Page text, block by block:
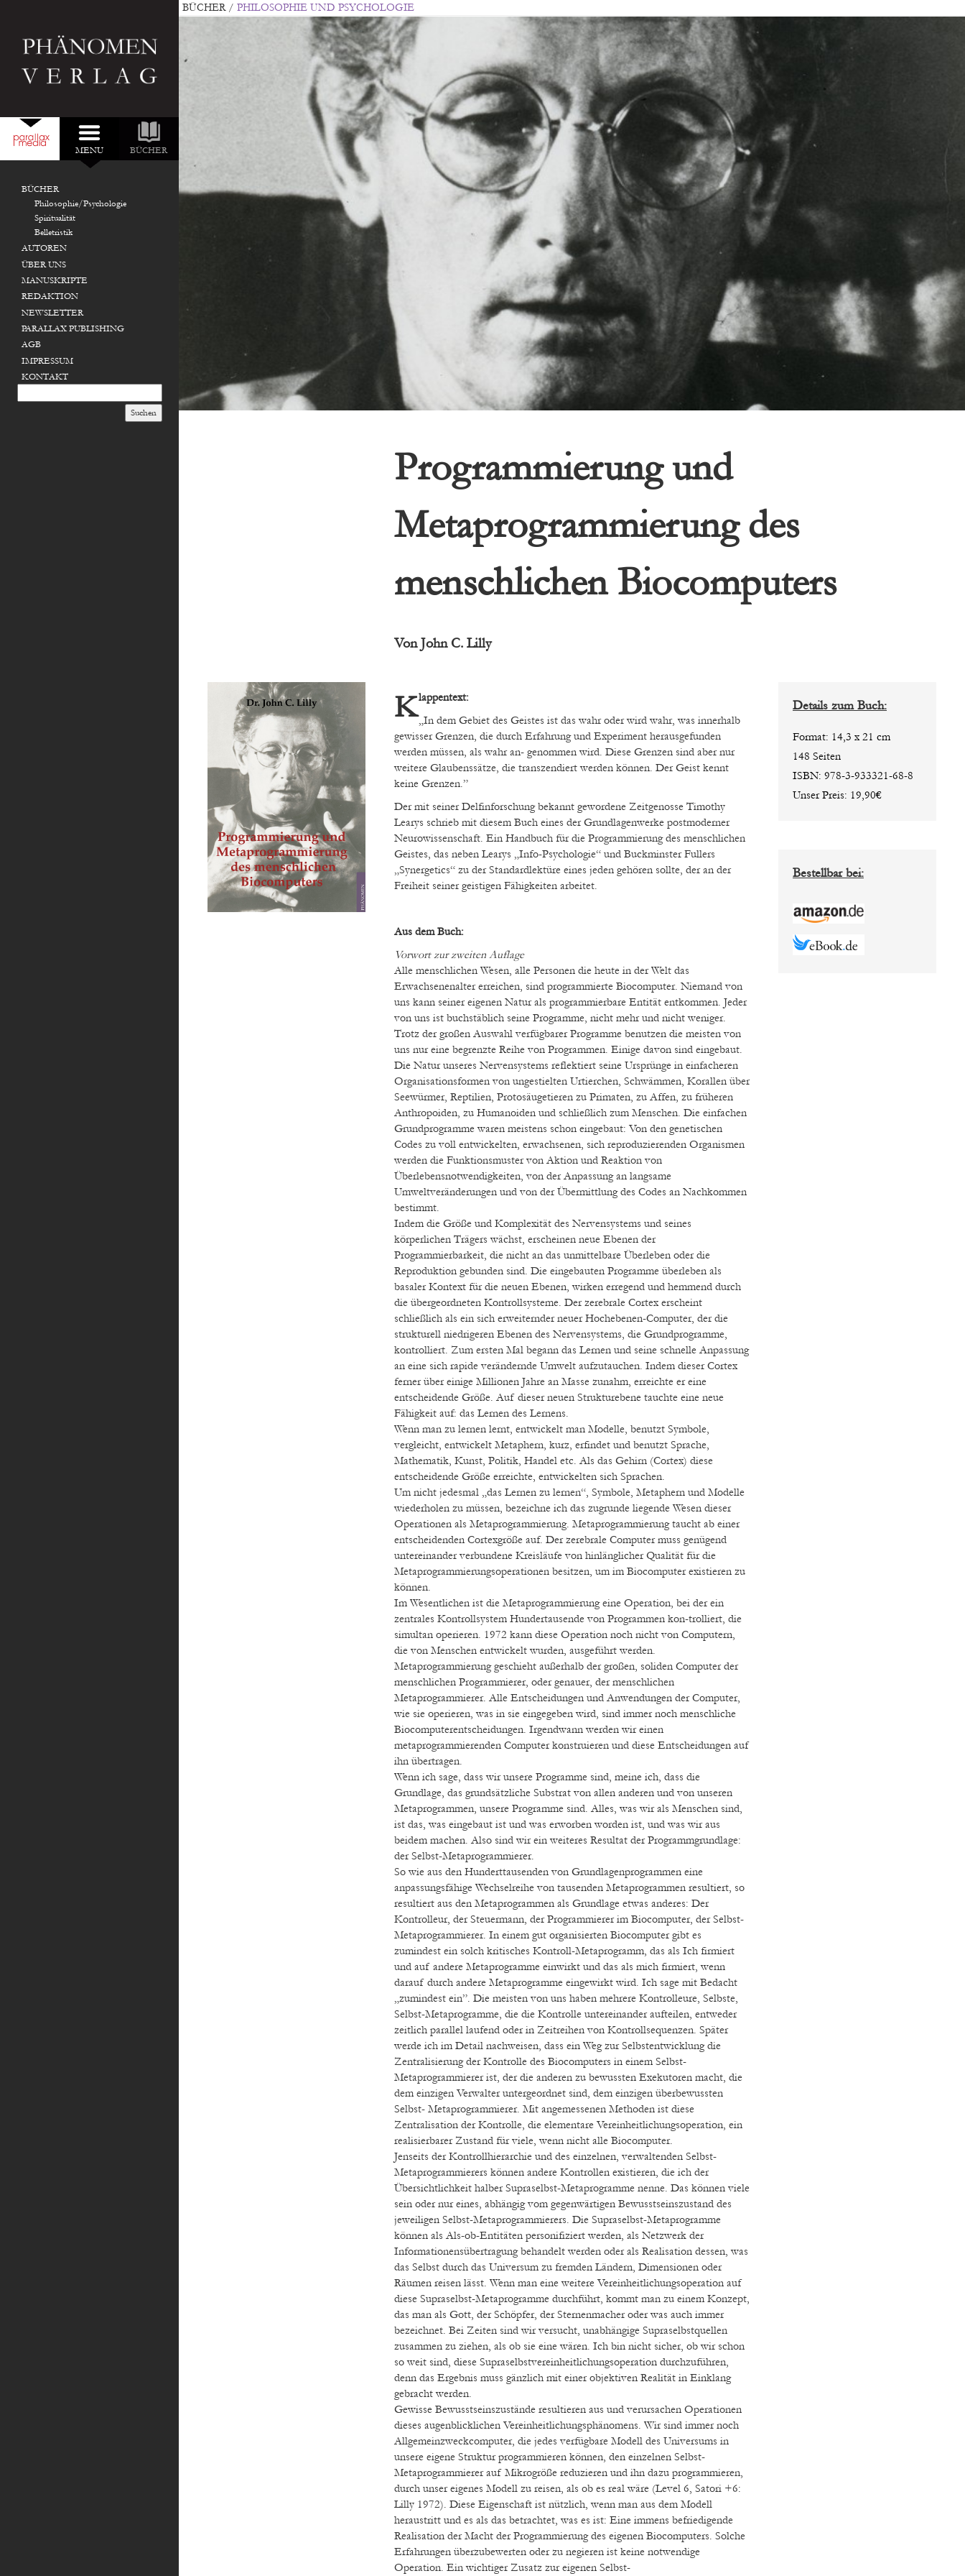
NEU IM VERLAG:
MENU BÜCHER
BÜCHER
Philosophie/Psychologie
Spiritualität
Belletristik
AUTOREN
ÜBER UNS
MANUSKRIPTE
REDAKTION
NEWSLETTER
PARALLAX PUBLISHING
AGB
IMPRESSUM
KONTAKT
BÜCHER / PHILOSOPHIE UND PSYCHOLOGIE
Program­mierung und
Metaprogram­mierung des
menschlichen Biocomputers
VonJohn C. Lilly
Klappentext:
„In dem Gebiet des Geistes ist das wahr oder wird wahr, was innerhalb
gewisser Grenzen, die durch Erfahrung und Experiment herausgefunden
werden müssen, als wahr an- genommen wird. Diese Grenzen sind aber nur
weitere Glaubenssätze, die transzendiert werden können. Der Geist kennt
keine Grenzen.”
Der mit seiner Delfinforschung bekannt gewordene Zeitgenosse Timothy
Learys schrieb mit diesem Buch eines der Grundlagenwerke postmoderner
Neurowissenschaft. Ein Handbuch für die Programmierung des menschlichen
Geistes, das neben Learys „Info-Psychologie“ und Buckminster Fullers
„Synergetics“ zu der Standardlektüre eines jeden gehören sollte, der an der
Freiheit seiner geistigen Fähigkeiten arbeitet.
Aus dem Buch:
Vorwort zur zweiten Auflage
Alle menschlichen Wesen, alle Personen die heute in der Welt das
Erwachsenenalter erreichen, sind programmierte Biocomputer. Niemand von
uns kann seiner eigenen Natur als programmierbare Entität entkommen. Jeder
von uns ist buchstäblich seine Programme, nicht mehr und nicht weniger.
Trotz der großen Auswahl verfügbarer Programme benutzen die meisten von
uns nur eine begrenzte Reihe von Programmen. Einige davon sind eingebaut.
Die Natur unseres Nervensystems reflektiert seine Ursprünge in einfacheren
Organisationsformen von ungestielten Urtierchen, Schwämmen, Korallen über
Seewürmer, Reptilien, Protosäugetieren zu Primaten, zu Affen, zu früheren
Anthropoiden, zu Humanoiden und schließlich zum Menschen. Die einfachen
Grundprogramme waren meistens schon eingebaut: Von den genetischen
Codes zu voll entwickelten, erwachsenen, sich reproduzierenden Organismen
werden die Funktionsmuster von Aktion und Reaktion von
Überlebensnotwendigkeiten, von der Anpassung an langsame
Umweltveränderungen und von der Übermittlung des Codes an Nachkommen
bestimmt.
Indem die Größe und Komplexität des Nervensystems und seines
körperlichen Trägers wächst, erscheinen neue Ebenen der
Programmierbarkeit, die nicht an das unmittelbare Überleben oder die
Reproduktion gebunden sind. Die eingebauten Programme überleben als
basaler Kontext für die neuen Ebenen, wirken erregend und hemmend durch
die übergeordneten Kontrollsysteme. Der zerebrale Cortex erscheint
schließlich als ein sich erweiternder neuer Hochebenen-Computer, der die
strukturell niedrigeren Ebenen des Nervensystems, die Grundprogramme,
kontrolliert. Zum ersten Mal begann das Lernen und seine schnelle Anpassung
an eine sich rapide verändernde Umwelt aufzutauchen. Indem dieser Cortex
ferner über einige Millionen Jahre an Masse zunahm, erreichte er eine
entscheidende Größe. Auf dieser neuen Strukturebene tauchte eine neue
Fähigkeit auf: das Lernen des Lernens.
Wenn man zu lernen lernt, entwickelt man Modelle, benutzt Symbole,
vergleicht, entwickelt Metaphern, kurz, erfindet und benutzt Sprache,
Mathematik, Kunst, Politik, Handel etc. Als das Gehirn (Cortex) diese
entscheidende Größe erreichte, entwickelten sich Sprachen.
Um nicht jedesmal „das Lernen zu lernen“, Symbole, Metaphern und Modelle
wiederholen zu müssen, bezeichne ich das zugrunde liegende Wesen dieser
Operationen als Metaprogrammierung. Metaprogrammierung taucht ab einer
entscheidenden Cortexgröße auf. Der zerebrale Computer muss genügend
untereinander verbundene Kreisläufe von hinlänglicher Qualität für die
Metaprogrammierungsoperationen besitzen, um im Biocomputer existieren zu
können.
Im Wesentlichen ist die Metaprogrammierung eine Operation, bei der ein
zentrales Kontrollsystem Hundertausende von Programmen kon-trolliert, die
simultan operieren. 1972 kann diese Operation noch nicht von Computern,
die von Menschen entwickelt wurden, ausgeführt werden.
Metaprogrammierung geschieht außerhalb der großen, soliden Computer der
menschlichen Programmierer, oder genauer, der menschlichen
Metaprogrammierer. Alle Entscheidungen und Anwendungen der Computer,
wie sie operieren, was in sie eingegeben wird, sind immer noch menschliche
Biocomputerentscheidungen. Irgendwann werden wir einen
metaprogrammierenden Computer konstruieren und diese Entscheidungen auf
ihn übertragen.
Wenn ich sage, dass wir unsere Programme sind, meine ich, dass die
Grundlage, das grundsätzliche Substrat von allen anderen und von unseren
Metaprogrammen, unsere Programme sind. Alles, was wir als Menschen sind,
ist das, was eingebaut ist und was erworben worden ist, und was wir aus
beidem machen. Also sind wir ein weiteres Resultat der Programmgrundlage:
der Selbst-Metaprogrammierer.
So wie aus den Hunderttausenden von Grundlagenprogrammen eine
anpassungsfähige Wechselreihe von tausenden Metaprogrammen resultiert, so
resultiert aus den Metaprogrammen als Grundlage etwas anderes: Der
Kontrolleur, der Steuermann, der Programmierer im Biocomputer, der Selbst-
Metaprogrammierer. In einem gut organisierten Biocomputer gibt es
zumindest ein solch kritisches Kontroll-Metaprogramm, das als Ich firmiert
und auf andere Metaprogramme einwirkt und das als mich firmiert, wenn
darauf durch andere Metaprogramme eingewirkt wird. Ich sage mit Bedacht
„zumindest ein”. Die meisten von uns haben mehrere Kontrolleure, Selbste,
Selbst-Metaprogramme, die die Kontrolle untereinander aufteilen, entweder
zeitlich parallel laufend oder in Zeitreihen von Kontrollsequenzen. Später
werde ich im Detail nachweisen, dass ein Weg zur Selbstentwicklung die
Zentralisierung der Kontrolle des Biocomputers in einem Selbst-
Metaprogrammierer ist, der die anderen zu bewussten Exekutoren macht, die
dem einzigen Verwalter untergeordnet sind, dem einzigen überbewussten
Selbst- Metaprogrammierer. Mit angemessenen Methoden ist diese
Zentralisation der Kontrolle, die elementare Vereinheitlichungsoperation, ein
realisierbarer Zustand für viele, wenn nicht alle Biocomputer.
Jenseits der Kontrollhierarchie und des einzelnen, verwaltenden Selbst-
Metaprogrammierers können andere Kontrollen existieren, die ich der
Übersichtlichkeit halber Supraselbst-Metaprogramme nenne. Das können viele
sein oder nur eines, abhängig vom gegenwärtigen Bewusstseinszustand des
jeweiligen Selbst-Metaprogrammierers. Die Supraselbst-Metaprogramme
können als Als-ob-Entitäten personifiziert werden, als Netzwerk der
Informationensübertragung behandelt werden oder als Realisation dessen, was
das Selbst durch das Universum zu fremden Ländern, Dimensionen oder
Räumen reisen lässt. Wenn man eine weitere Vereinheitlichungsoperation auf
diese Supraselbst-Metaprogramme durchführt, kommt man zu einem Konzept,
das man als Gott, der Schöpfer, der Sternenmacher oder was auch immer
bezeichnet. Bei Zeiten sind wir versucht, unabhängige Supraselbstquellen
zusammen zu ziehen, als ob sie eine wären. Ich bin nicht sicher, ob wir schon
so weit sind, diese Supraselbstvereinheitlichungsoperation durchzuführen,
denn das Ergebnis muss gänzlich mit einer objektiven Realität in Einklang
gebracht werden.
Gewisse Bewusstseinszustände resultieren aus und verursachen Operationen
dieses augenblicklichen Vereinheitlichungsphänomens. Wir sind immer noch
Allgemeinzweckcomputer, die jedes verfügbare Modell des Universums in
unsere eigene Struktur programmieren können, den einzelnen Selbst-
Metaprogrammierer auf Mikrogröße reduzieren und ihn dazu programmieren,
durch unser eigenes Modell zu reisen, als ob es real wäre (Level 6, Satori +6:
Lilly 1972). Diese Eigenschaft ist nützlich, wenn man aus dem Modell
heraustritt und es als das betrachtet, was es ist: Eine immens befriedigende
Realisation der Macht der Programmierung des eigenen Biocomputers. Solche
Erfahrungen überzubewerten oder zu negieren ist keine notwendige
Operation. Ein wichtiger Zusatz zur eigenen Selbst-
Details zum Buch:
Format: 14,3 x 21 cm
148 Seiten
ISBN: 978-3-933321-68-8
Unser Preis: 19,90€
Bestellbar bei: